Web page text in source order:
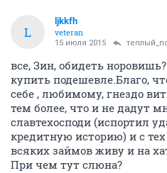
L
ljkkfh
veteran
15 июля 2015
все, Зин, обидеть
купить подешевле.Благо,
себе , любимому, гнездо
тем более, что и не дадут
славтехосподи (испортил
кредитную историю) и с тех
всяких займов живу и на
При чем тут слюна?